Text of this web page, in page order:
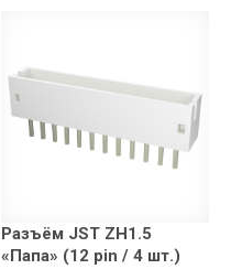
Разъём JST ZH1.5
«Папа» (12 pin / 4 шт.)